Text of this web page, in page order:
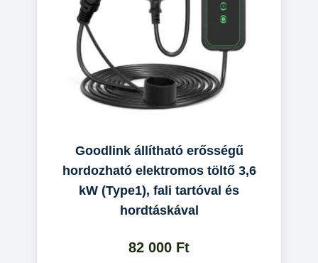
Goodlink állítható erősségű
hordozható elektromos töltő 3,6
kW (Type1), fali tartóval és
hordtáskával
82 000 Ft